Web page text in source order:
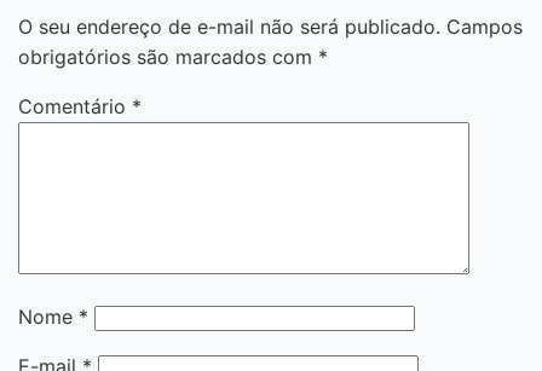
O seu endereço de e-mail não será publicado. Campos
obrigatórios são marcados com *
Comentário *
Nome *